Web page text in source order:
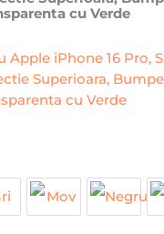
cu Verde